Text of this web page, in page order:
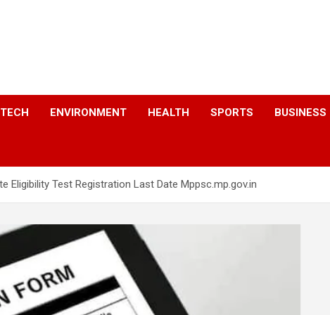
TECH ENVIRONMENT HEALTH SPORTS BUSINESS
Eligibility Test Registration Last Date Mppsc.mp.gov.in